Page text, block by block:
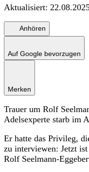
Aktualisiert:
Anhören
Auf Google bevorzugen
Merken
Trauer um Rolf
Adelsexperte starb im
Er hatte das Privileg,
zu interviewen: Jetzt
Rolf Seelmann-